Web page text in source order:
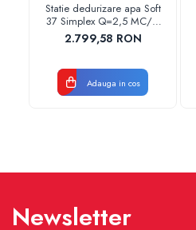
Statie dedurizare apa Soft
37 Simplex Q=2,5 MC/H
cu by-bass
AQUA09110037025
2.799,58 RON
Adauga in cos
Newsletter